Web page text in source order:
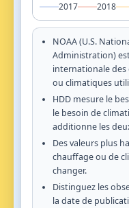
2017 2018
NOAA (U.S.
Administration)
internationale des
ou climatiques
HDD mesure le
le besoin de
additionne les
Des valeurs plus
chauffage ou de
changer.
Distinguez les
la date de